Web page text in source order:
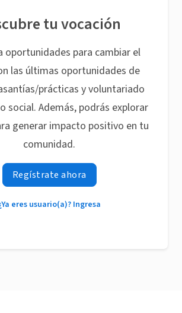
tu vocación
oportunidades para cambiar el
las últimas oportunidades de
prácticas y voluntariado
social. Además, podrás explorar
generar impacto positivo en tu
comunidad.
Regístrate ahora
eres usuario(a)? Ingresa